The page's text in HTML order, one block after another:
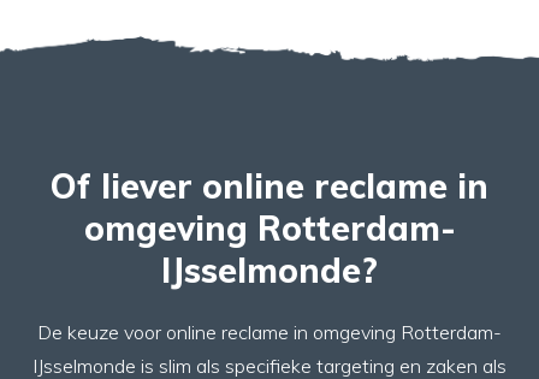
Of liever online reclame in
omgeving Rotterdam-
IJsselmonde?
De keuze voor online reclame in omgeving Rotterdam-
IJsselmonde is slim als specifieke targeting en zaken als